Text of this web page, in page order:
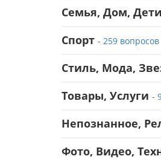
Семья, Дом, Дети
Спорт - 259 вопросов
Стиль, Мода,
Товары, Услуги -
Непознанное,
Фото, Видео,